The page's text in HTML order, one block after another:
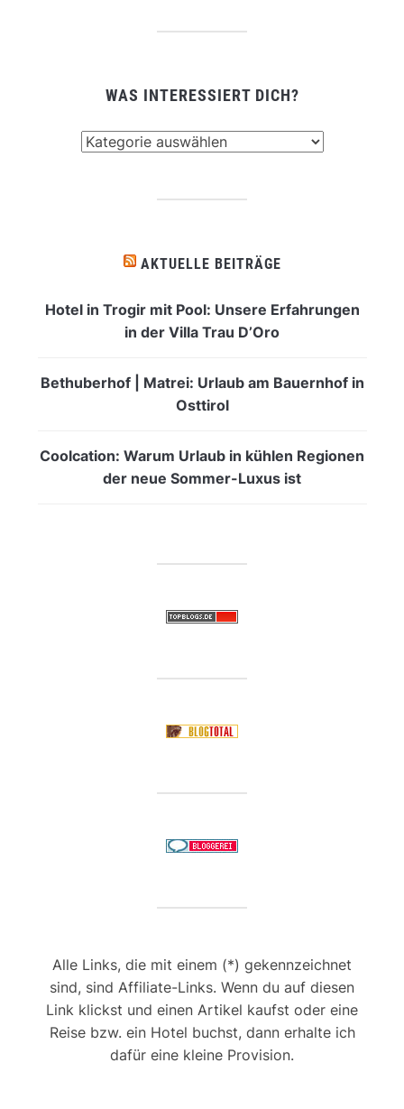
WAS INTERESSIERT DICH?
AKTUELLE BEITRÄGE
Hotel in Trogir mit Pool: Unsere Erfahrungen
in der Villa Trau D’Oro
Bethuberhof | Matrei: Urlaub am Bauernhof in
Osttirol
Coolcation: Warum Urlaub in kühlen Regionen
der neue Sommer-Luxus ist
Alle Links, die mit einem (*) gekennzeichnet
sind, sind Affiliate-Links. Wenn du auf diesen
Link klickst und einen Artikel kaufst oder eine
Reise bzw. ein Hotel buchst, dann erhalte ich
dafür eine kleine Provision.